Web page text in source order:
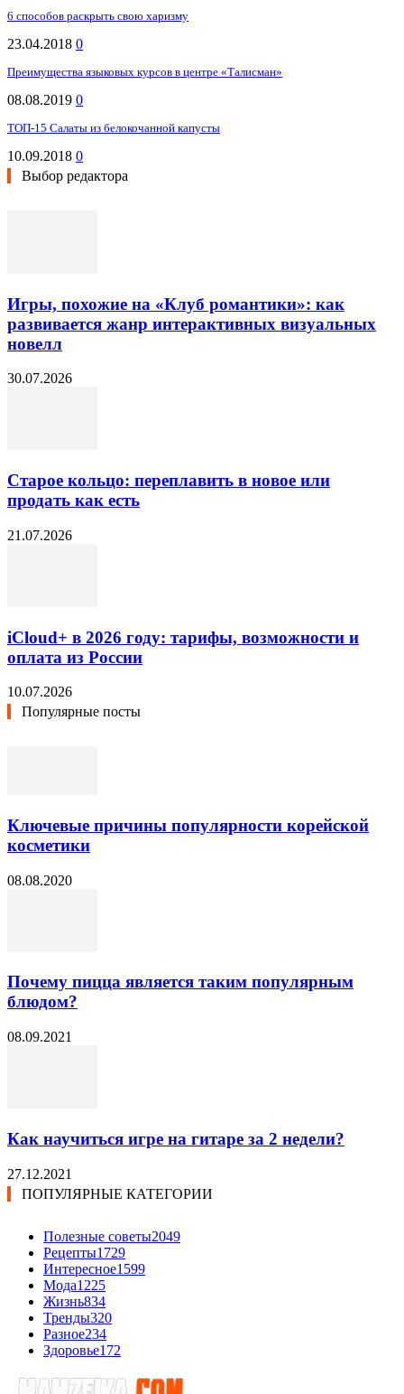
6 способов раскрыть свою харизму
23.04.2018 0
Преимущества языковых курсов в центре «Талисман»
08.08.2019 0
ТОП-15 Салаты из белокочанной капусты
10.09.2018 0
Выбор редактора
Игры, похожие на «Клуб романтики»: как
развивается жанр интерактивных визуальных
новелл
30.07.2026
Старое кольцо: переплавить в новое или
продать как есть
21.07.2026
iCloud+ в 2026 году: тарифы, возможности и
оплата из России
10.07.2026
Популярные посты
Ключевые причины популярности корейской
косметики
08.08.2020
Почему пицца является таким популярным
блюдом?
08.09.2021
Как научиться игре на гитаре за 2 недели?
27.12.2021
ПОПУЛЯРНЫЕ КАТЕГОРИИ
Полезные советы2049
Рецепты1729
Интересное1599
Мода1225
Жизнь834
Тренды320
Разное234
Здоровье172